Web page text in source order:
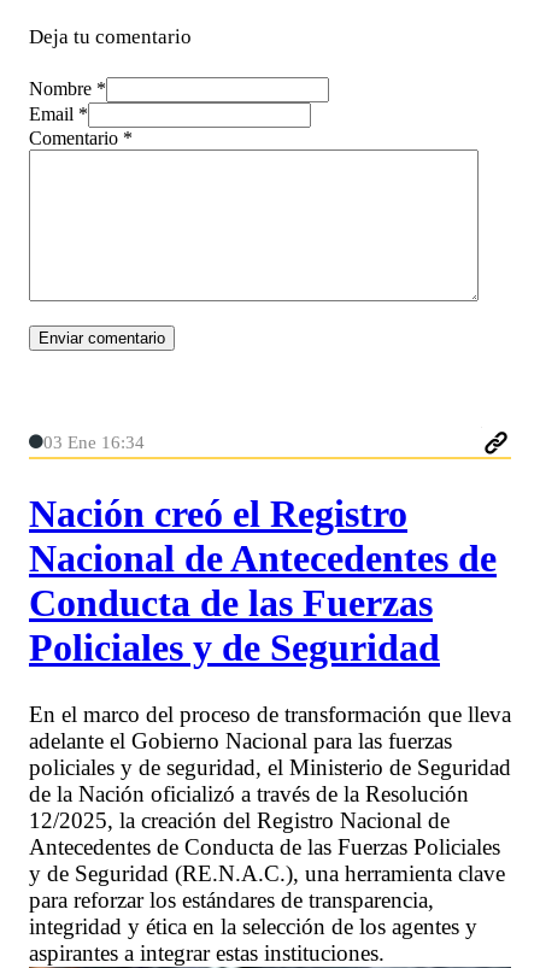
Deja tu comentario
Nombre *
Email *
Comentario *
03 Ene 16:34
Nación creó el Registro
Nacional de Antecedentes de
Conducta de las Fuerzas
Policiales y de Seguridad
En el marco del proceso de transformación que lleva
adelante el Gobierno Nacional para las fuerzas
policiales y de seguridad, el Ministerio de Seguridad
de la Nación oficializó a través de la Resolución
12/2025, la creación del Registro Nacional de
Antecedentes de Conducta de las Fuerzas Policiales
y de Seguridad (RE.N.A.C.), una herramienta clave
para reforzar los estándares de transparencia,
integridad y ética en la selección de los agentes y
aspirantes a integrar estas instituciones.